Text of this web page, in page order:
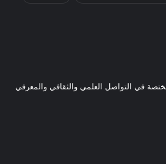
في التواصل العلمي والثقافي والمعرفي